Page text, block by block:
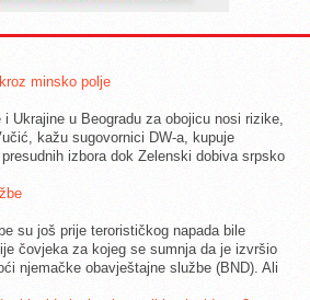
minsko polje
Ukrajine u Beogradu za obojicu nosi rizike,
kažu sugovornici DW-a, kupuje
izbora dok Zelenski dobiva srpsko
su još prije terorističkog napada bile
čovjeka za kojeg se sumnja da je izvršio
njemačke obavještajne službe (BND). Ali